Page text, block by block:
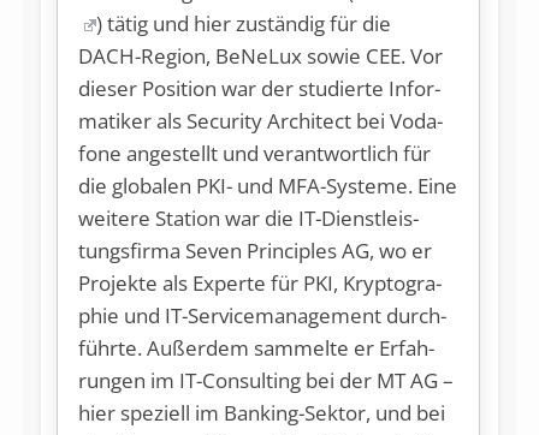
) tä­tig und hier zu­stän­dig für die
DACH-Re­gi­on, Be­Ne­Lux so­wie CEE. Vor
die­ser Po­si­ti­on war der stu­dier­te In­for­
ma­ti­ker als Se­cu­ri­ty Ar­chi­tect bei Vo­da­
fo­ne an­ge­stellt und ver­ant­wort­lich für
die glo­ba­len PKI- und MFA-Sys­te­me. Ei­ne
wei­te­re Sta­ti­on war die IT-Dienst­leis­
tungs­fir­ma Se­ven Prin­ci­ples AG, wo er
Pro­jek­te als Ex­per­te für PKI, Kryp­to­gra­
phie und IT-Ser­vice­ma­nage­ment durch­
führ­te. Au­ßer­dem sam­mel­te er Er­fah­
run­gen im IT-Con­sul­ting bei der MT AG –
hier spe­zi­ell im Ban­king-Sek­tor, und bei